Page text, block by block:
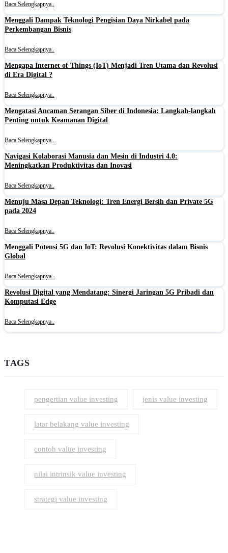
Baca Selengkapnya..
Menggali Dampak Teknologi Pengisian Daya Nirkabel pada
Perkembangan Bisnis
Baca Selengkapnya..
Mengapa Internet of Things (IoT) Menjadi Tren Utama dan Revolusi
di Era Digital ?
Baca Selengkapnya..
Mengatasi Ancaman Serangan Siber di Indonesia: Langkah-langkah
Penting untuk Keamanan Digital
Baca Selengkapnya..
Navigasi Kolaborasi Manusia dan Mesin di Industri 4.0:
Meningkatkan Produktivitas dan Inovasi
Baca Selengkapnya..
Menuju Masa Depan Teknologi: Tren Energi Bersih dan Private 5G
pada 2024
Baca Selengkapnya..
Menggali Potensi 5G dan IoT: Revolusi Konektivitas dalam Bisnis
Global
Baca Selengkapnya..
Revolusi Digital yang Mendatang: Sinergi Jaringan 5G Pribadi dan
Komputasi Edge
Baca Selengkapnya..
TAGS
pengertian value investing jenis value investing
latar belakang value investing
contoh value investing
nilai intrinsik value investing
strategi value investing